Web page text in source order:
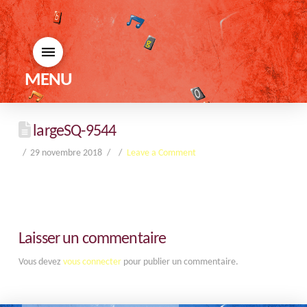
MENU
largeSQ-9544
29 novembre 2018 Leave a Comment
Laisser un commentaire
Vous devez vous connecterpour publier un commentaire.